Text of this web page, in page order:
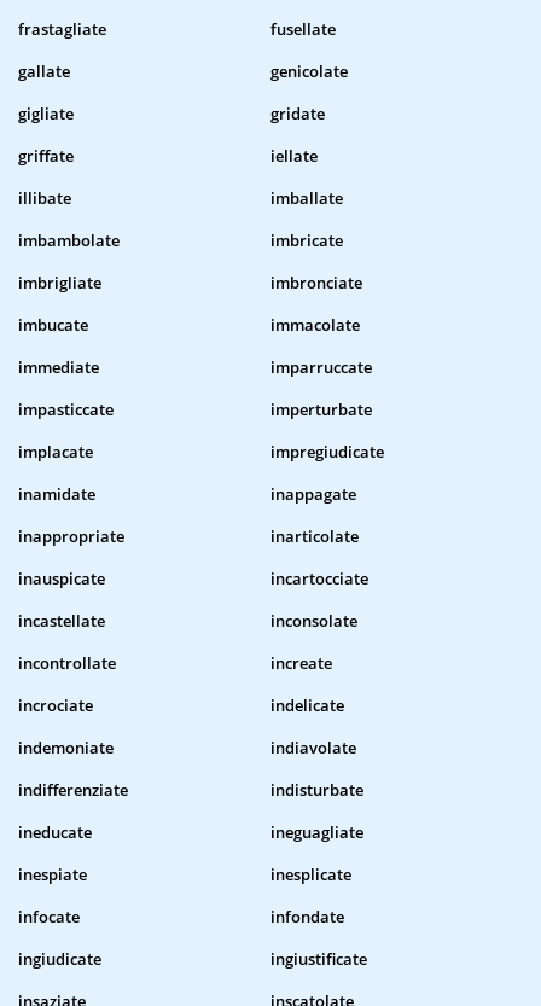
frastagliate
fusellate
gallate
genicolate
gigliate
gridate
griffate
iellate
illibate
imballate
imbambolate
imbricate
imbrigliate
imbronciate
imbucate
immacolate
immediate
imparruccate
impasticcate
imperturbate
implacate
impregiudicate
inamidate
inappagate
inappropriate
inarticolate
inauspicate
incartocciate
incastellate
inconsolate
incontrollate
increate
incrociate
indelicate
indemoniate
indiavolate
indifferenziate
indisturbate
ineducate
ineguagliate
inespiate
inesplicate
infocate
infondate
ingiudicate
ingiustificate
insaziate
inscatolate